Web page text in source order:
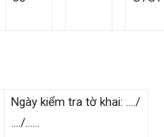
Ngày kiểm tra tờ khai: …./
…./……